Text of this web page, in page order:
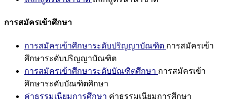
การสมัครเข้าศึกษา
การสมัครเข้าศึกษาระดับปริญญาบัณฑิต การสมัครเข้า
ศึกษาระดับปริญญาบัณฑิต
การสมัครเข้าศึกษาระดับบัณฑิตศึกษา การสมัครเข้า
ศึกษาระดับบัณฑิตศึกษา
ค่าธรรมเนียมการศึกษา ค่าธรรมเนียมการศึกษา